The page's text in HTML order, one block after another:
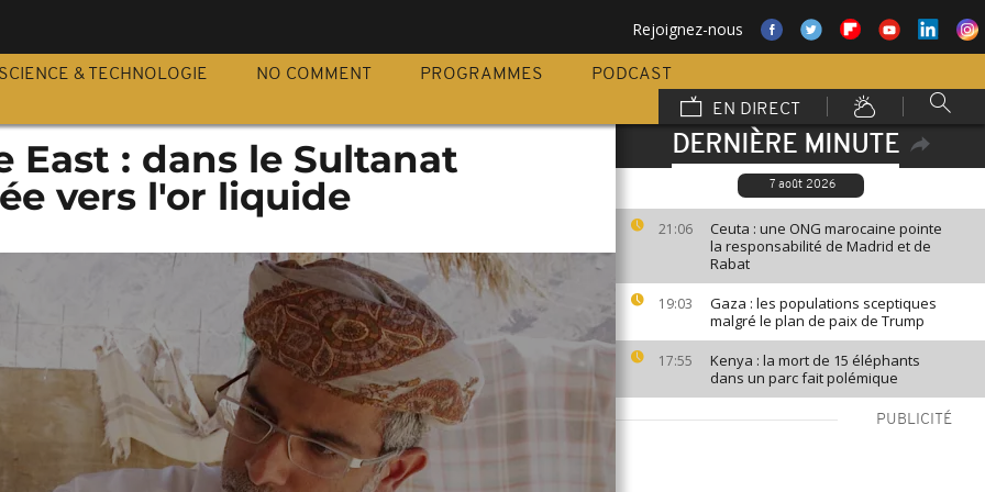
Rejoignez-nous
SCIENCE & TECHNOLOGIE NO COMMENT PROGRAMMES
PODCAST
EN DIRECT
DERNIÈRE MINUTE
7 août 2026
21:06
Ceuta : une ONG marocaine pointe
la responsabilité de Madrid et de
Rabat
19:03
Gaza : les populations sceptiques
malgré le plan de paix de Trump
17:55
Kenya : la mort de 15 éléphants
dans un parc fait polémique
PUBLICITÉ
East : dans le Sultanat
vers l'or liquide